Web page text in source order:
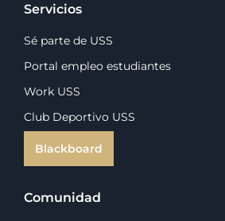
Servicios
Sé parte de USS
Portal empleo estudiantes
Work USS
Club Deportivo USS
Blackboard
Comunidad